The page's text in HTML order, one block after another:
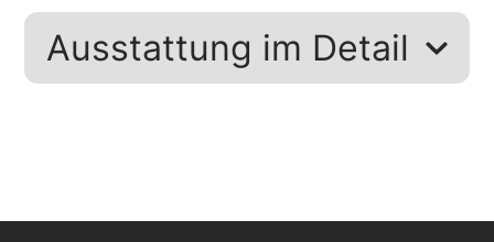
Ausstattung im Detail